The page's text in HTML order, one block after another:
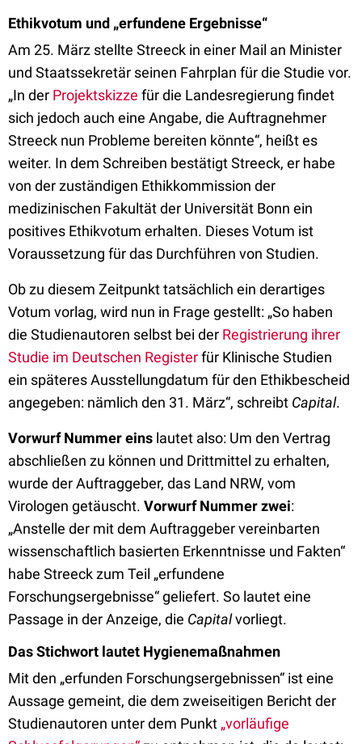
Ethikvotum und „erfundene Ergebnisse“
Am 25. März stellte Streeck in einer Mail an Minister
und Staatssekretär seinen Fahrplan für die Studie vor.
„In der Projektskizze für die Landesregierung findet
sich jedoch auch eine Angabe, die Auftragnehmer
Streeck nun Probleme bereiten könnte“, heißt es
weiter. In dem Schreiben bestätigt Streeck, er habe
von der zuständigen Ethikkommission der
medizinischen Fakultät der Universität Bonn ein
positives Ethikvotum erhalten. Dieses Votum ist
Voraussetzung für das Durchführen von Studien.
Ob zu diesem Zeitpunkt tatsächlich ein derartiges
Votum vorlag, wird nun in Frage gestellt: „So haben
die Studienautoren selbst bei der Registrierung ihrer
Studie im Deutschen Registerfür Klinische Studien
ein späteres Ausstellungdatum für den Ethikbescheid
angegeben: nämlich den 31. März“, schreibt Capital.
Vorwurf Nummer eins lautet also: Um den Vertrag
abschließen zu können und Drittmittel zu erhalten,
wurde der Auftraggeber, das Land NRW, vom
Virologen getäuscht. Vorwurf Nummer zwei:
„Anstelle der mit dem Auftraggeber vereinbarten
wissenschaftlich basierten Erkenntnisse und Fakten“
habe Streeck zum Teil „erfundene
Forschungsergebnisse“ geliefert. So lautet eine
Passage in der Anzeige, die Capitalvorliegt.
Das Stichwort lautet Hygienemaßnahmen
Mit den „erfunden Forschungsergebnissen“ ist eine
Aussage gemeint, die dem zweiseitigen Bericht der
Studienautoren unter dem Punkt „vorläufige